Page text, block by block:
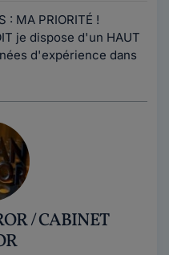
: MA PRIORITÉ !
je dispose d'un HAUT
d'expérience dans
/ CABINET